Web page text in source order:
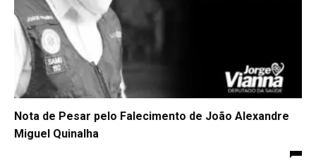
Nota de Pesar pelo Falecimento de João Alexandre
Miguel Quinalha